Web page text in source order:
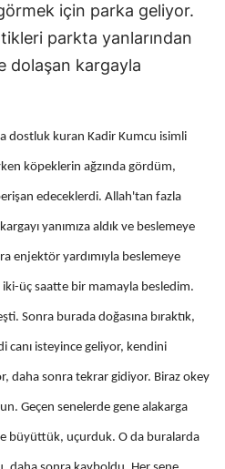
Elazığ
Erzincan
Eskişehir
Gaziantep
Gümüşhane
Hakkari
Hatay
Mersin
İstanbul
için parka geliyor.
parkta yanlarından
dolaşan kargayla
dostluk kuran Kadir Kumcu isimli
köpeklerin ağzında gördüm,
edeceklerdi. Allah'tan fazla
yanımıza aldık ve beslemeye
enjektör yardımıyla beslemeye
iki-üç saatte bir mamayla besledim.
Sonra burada doğasına bıraktık,
canı isteyince geliyor, kendini
daha sonra tekrar gidiyor. Biraz okey
Geçen senelerde gene alakarga
büyüttük, uçurduk. O da buralarda